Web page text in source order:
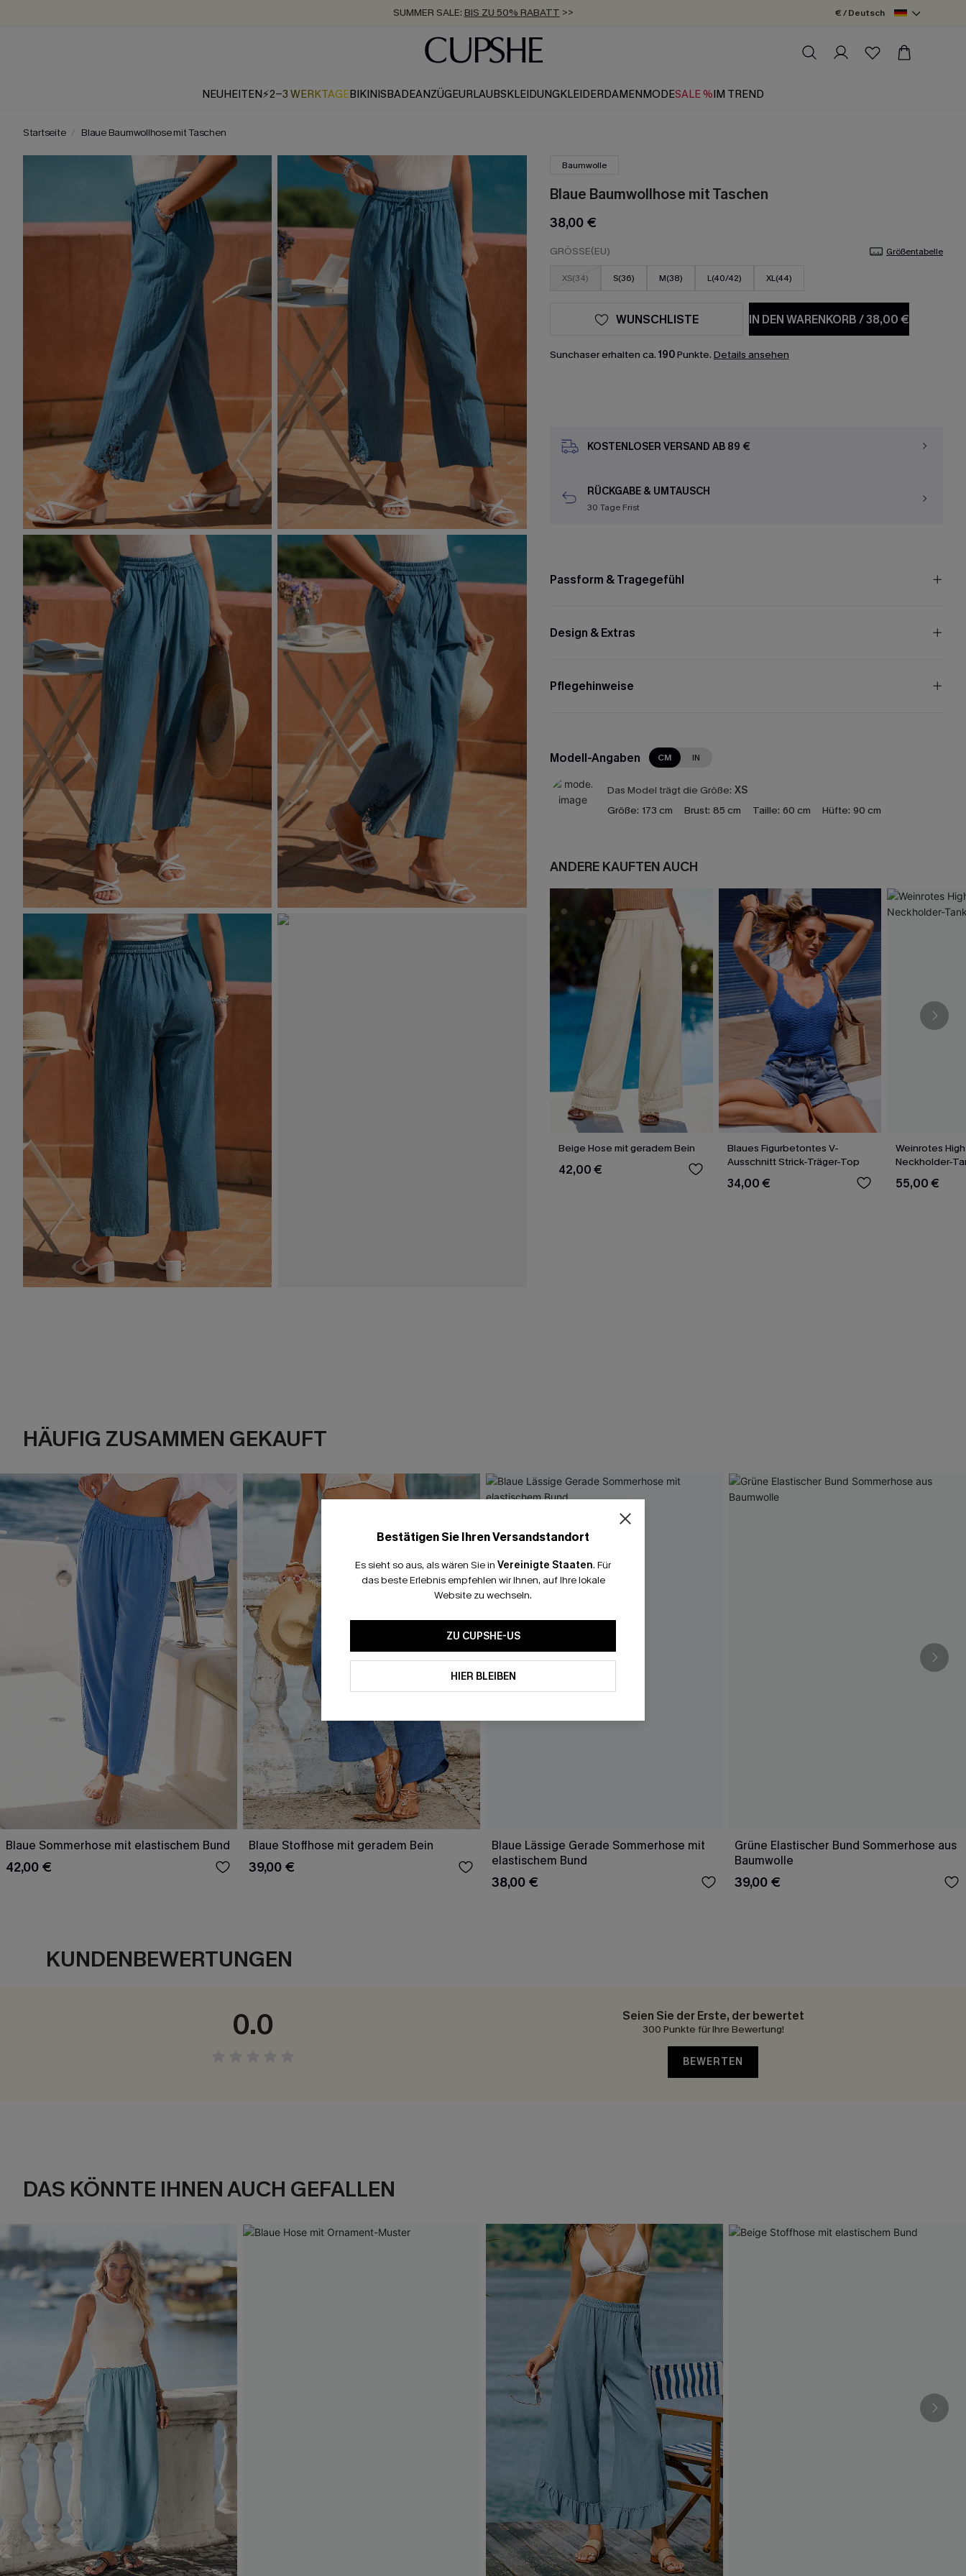
ZUM NEWSLETTER:BIS ZU -20% EXTRA ERHALTEN
KOSTENLOSER VERSAND AB 89 €
€ / Deutsch
NEUHEITEN⚡2-3 WERKTAGEBIKINISBADEANZÜGEURLAUBSKLEIDUNGKLEIDERDAMENMODESALE %IM TREND
Startseite Blaue Baumwollhose mit Taschen
Baumwolle
Blaue Baumwollhose mit Taschen
38,00 €
GRÖSSE(EU) Größentabelle
XS(34) S(36) M(38) L(40/42) XL(44)
IN DEN WARENKORB/38,00 €
WUNSCHLISTE
Sunchaser erhalten ca. 190Punkte. Details ansehen
KOSTENLOSER VERSAND AB 89 €
RÜCKGABE & UMTAUSCH
30 Tage Frist
Passform & Tragegefühl
Design & Extras
Pflegehinweise
Modell-Angaben CM IN
Das Model trägt die Größe: XS
Größe: 173 cm Brust: 85 cm Taille: 60 cm Hüfte: 90 cm
ANDERE KAUFTEN AUCH
Beige Hose mit geradem Bein
42,00 €
Blaues Figurbetontes V-
Ausschnitt Strick-Träger-Top
34,00 €
Weinrotes
Neckholder-
55,00 €
HÄUFIG ZUSAMMEN GEKAUFT
Blaue Sommerhose mit elastischem Bund
42,00 €
Blaue Stoffhose mit geradem Bein
39,00 €
Blaue Lässige Gerade Sommerhose mit
elastischem Bund
38,00 €
Grüne Elastischer Bund Sommerhose aus
Baumwolle
39,00 €
KUNDENBEWERTUNGEN
0.0 Seien Sie der Erste, der bewertet
300 Punkte für Ihre Bewertung!
BEWERTEN
DAS KÖNNTE IHNEN AUCH GEFALLEN
Bestätigen Sie Ihren Versandstandort
Es sieht so aus, als wären Sie in Vereinigte Staaten. Für
das beste Erlebnis empfehlen wir Ihnen, auf Ihre lokale
Website zu wechseln.
ZU CUPSHE-US
HIER BLEIBEN